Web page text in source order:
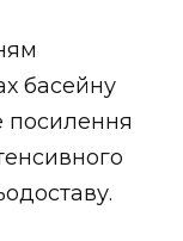
басейну
посилення